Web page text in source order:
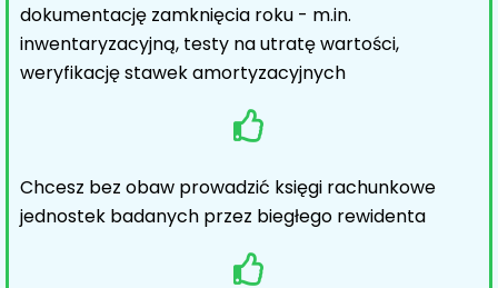
dokumentację zamknięcia roku - m.in.
inwentaryzacyjną, testy na utratę wartości,
weryfikację stawek amortyzacyjnych
Chcesz bez obaw prowadzić księgi rachunkowe
jednostek badanych przez biegłego rewidenta